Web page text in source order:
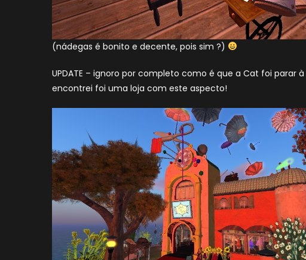
(nádegas é bonito e decente, pois sim ?)
UPDATE – ignoro por completo como é que a Cat foi parar à
encontrei foi uma loja com este aspecto!